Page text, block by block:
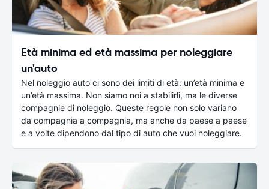
Età minima ed età massima per noleggiare
un'auto
Nel noleggio auto ci sono dei limiti di età: un’età minima e
un’età massima. Non siamo noi a stabilirli, ma le diverse
compagnie di noleggio. Queste regole non solo variano
da compagnia a compagnia, ma anche da paese a paese
e a volte dipendono dal tipo di auto che vuoi noleggiare.